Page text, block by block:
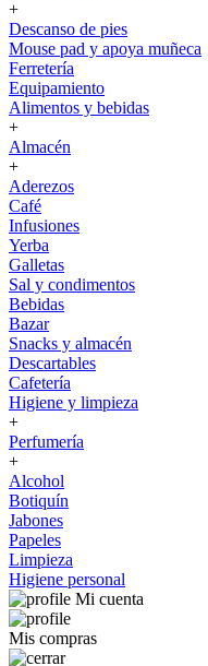
+
Descanso de pies
Mouse pad y apoya muñeca
Ferretería
Equipamiento
Alimentos y bebidas
+
Almacén
+
Aderezos
Café
Infusiones
Yerba
Galletas
Sal y condimentos
Bebidas
Bazar
Snacks y almacén
Descartables
Cafetería
Higiene y limpieza
+
Perfumería
+
Alcohol
Botiquín
Jabones
Papeles
Limpieza
Higiene personal
Mi cuenta
Mis compras